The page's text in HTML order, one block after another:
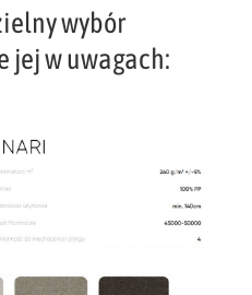
wybór
jej w uwagach: